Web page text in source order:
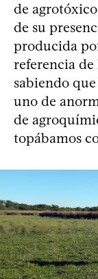
de
de su
producida
referencia
sabiendo
uno de
de
topábamos